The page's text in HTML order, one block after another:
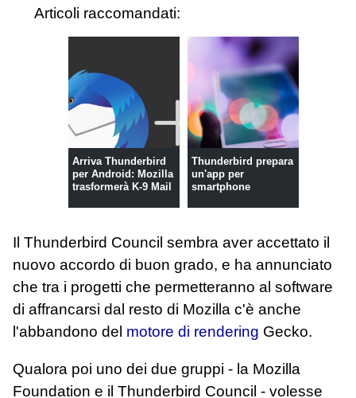
Articoli raccomandati:
Arriva Thunderbird
per Android: Mozilla
trasformerà K-9 Mail
Thunderbird prepara
un'app per
smartphone
Il Thunderbird Council sembra aver accettato il
nuovo accordo di buon grado, e ha annunciato
che tra i progetti che permetteranno al software
di affrancarsi dal resto di Mozilla c'è anche
l'abbandono del motore di rendering Gecko.
Qualora poi uno dei due gruppi - la Mozilla
Foundation e il Thunderbird Council - volesse